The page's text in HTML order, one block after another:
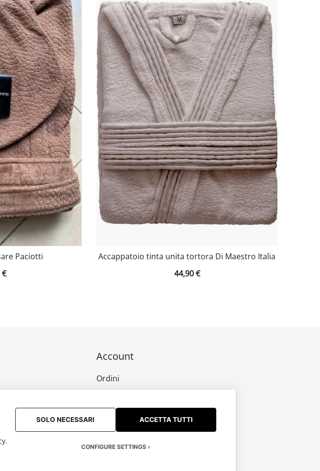
Paciotti
€
Accappatoio tinta unita tortora Di Maestro Italia
44,90€
Account
Ordini
SOLO NECESSARI ACCETTA TUTTI
CONFIGURE SETTINGS